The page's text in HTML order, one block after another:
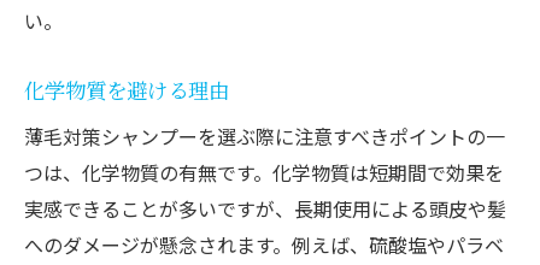
い。
化学物質を避ける理由
薄毛対策シャンプーを選ぶ際に注意すべきポイントの一
つは、化学物質の有無です。化学物質は短期間で効果を
実感できることが多いですが、長期使用による頭皮や髪
へのダメージが懸念されます。例えば、硫酸塩やパラベ